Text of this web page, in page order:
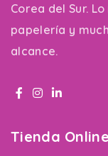
Corea del Sur.
papelería y
alcance.
Tienda Online